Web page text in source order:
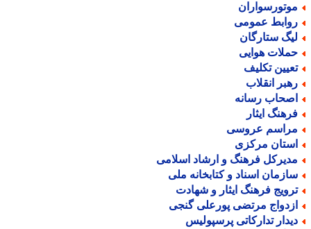
عمومی
ستارگان
هوایی
تکلیف
انقلاب
رسانه
ایثار
عروسی
مرکزی
فرهنگ و ارشاد اسلامی
اسناد و کتابخانه ملی
فرهنگ ایثار و شهادت
مرتضی پورعلی گنجی
تدارکاتی پرسپولیس